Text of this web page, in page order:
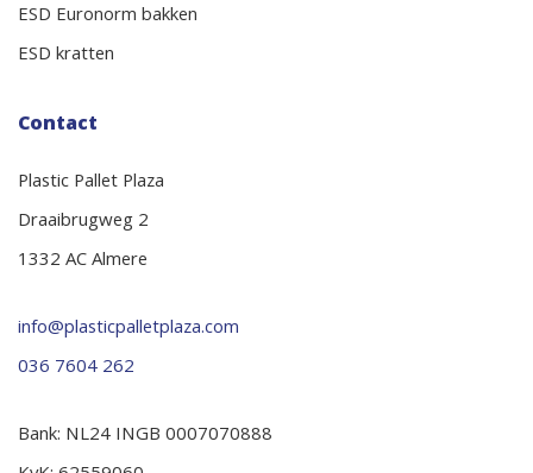
ESD Euronorm bakken
ESD kratten
Contact
Plastic Pallet Plaza
Draaibrugweg 2
1332 AC Almere
info@plasticpalletplaza.com
036 7604 262
Bank: NL24 INGB 0007070888